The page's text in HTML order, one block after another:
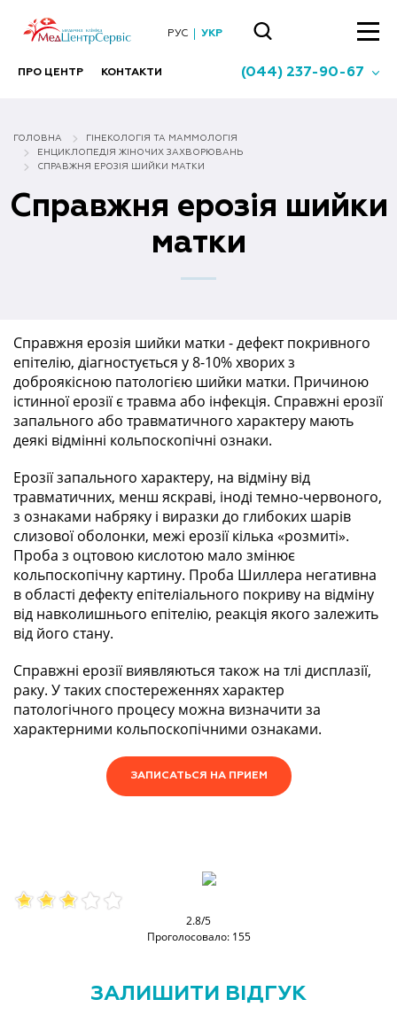
РУС УКР
ПРО ЦЕНТР КОНТАКТИ (044) 237-90-67
ГОЛОВНА
ГІНЕКОЛОГІЯ ТА МАММОЛОГIЯ
ЕНЦИКЛОПЕДІЯ ЖІНОЧИХ ЗАХВОРЮВАНЬ
СПРАВЖНЯ ЕРОЗІЯ ШИЙКИ МАТКИ
Справжня ерозія шийки
матки
Справжня ерозія шийки матки - дефект покривного
епітелію, діагностується у 8-10% хворих з
доброякісною патологією шийки матки. Причиною
істинної ерозії є травма або інфекція. Справжні ерозії
запального або травматичного характеру мають
деякі відмінні кольпоскопічні ознаки.
Ерозії запального характеру, на відміну від
травматичних, менш яскраві, іноді темно-червоного,
з ознаками набряку і виразки до глибоких шарів
слизової оболонки, межі ерозії кілька «розмиті».
Проба з оцтовою кислотою мало змінює
кольпоскопічну картину. Проба Шиллера негативна
в області дефекту епітеліального покриву на відміну
від навколишнього епітелію, реакція якого залежить
від його стану.
Справжні ерозії виявляються також на тлі дисплазії,
раку. У таких спостереженнях характер
патологічного процесу можна визначити за
характерними кольпоскопічними ознаками.
ЗАПИСАТЬСЯ НА ПРИЕМ
2.8/5
Проголосовало: 155
ЗАЛИШИТИ ВІДГУК